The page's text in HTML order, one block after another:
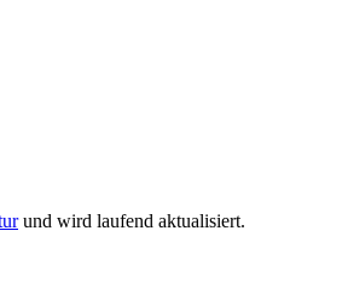
und wird laufend aktualisiert.